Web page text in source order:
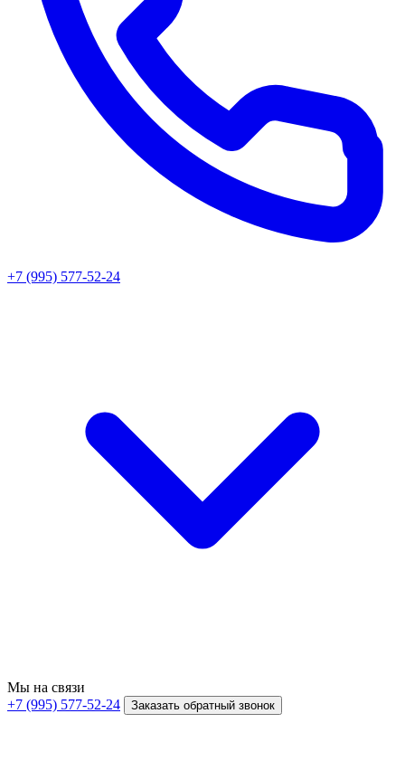
+7 (995) 577-52-24
Мы на связи
+7 (995) 577-52-24
Заказать обратный звонок